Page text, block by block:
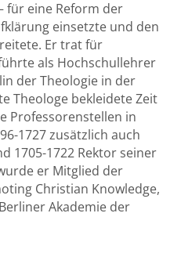
für eine Reform der
einsetzte und den
Er trat für
als Hochschullehrer
der Theologie in der
Theologe bekleidete Zeit
Professorenstellen in
1727 zusätzlich auch
1705-1722 Rektor seiner
er Mitglied der
Christian Knowledge,
Akademie der